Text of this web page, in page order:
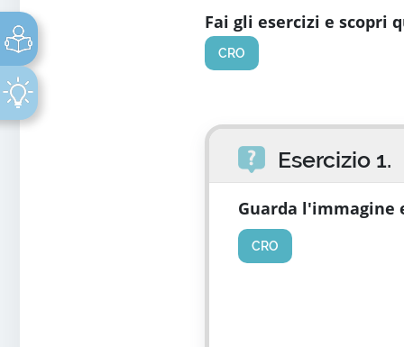
Fai gli esercizi e scopri
CRO
Esercizio 1.
Guarda l'immagine
CRO